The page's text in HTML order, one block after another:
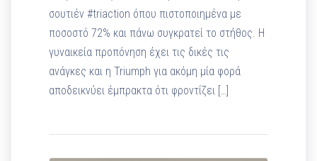
σουτιέν #triaction όπου πιστοποιημένα με
ποσοστό 72% και πάνω συγκρατεί το στήθος. Η
γυναικεία προπόνηση έχει τις δικές τις
ανάγκες και η Triumph για ακόμη μία φορά
αποδεικνύει έμπρακτα ότι φροντίζει […]